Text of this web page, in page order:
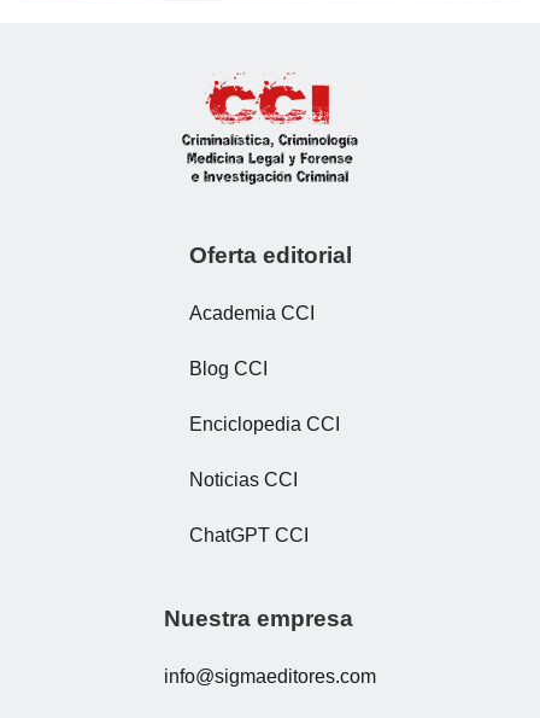
Oferta editorial
Academia CCI
Blog CCI
Enciclopedia CCI
Noticias CCI
ChatGPT CCI
Nuestra empresa
info@sigmaeditores.com